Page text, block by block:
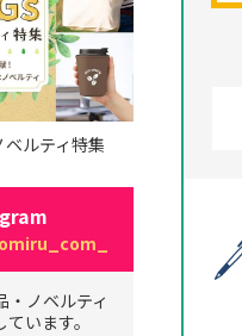
ルティ特集
・ノベルティ
います。